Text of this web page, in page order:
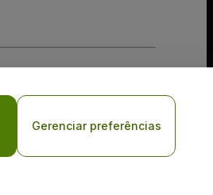
Gerenciar preferências